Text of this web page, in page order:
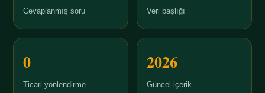
Cevaplanmış soru Veri başlığı
0
Ticari yönlendirme
2026
Güncel içerik